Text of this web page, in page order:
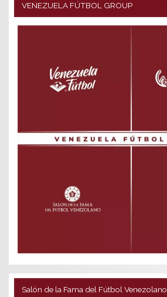
VENEZUELA FÚTBOL GROUP
Salón de la Fama del Fútbol Venezolano